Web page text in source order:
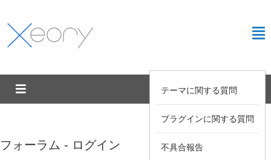
テーマに関する質問
プラグインに関する質問
不具合報告
フォーラム - ログイン